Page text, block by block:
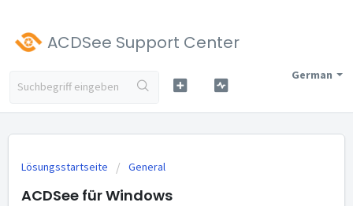
ACDSee Support Center
German
Lösungsstartseite General
ACDSee für Windows